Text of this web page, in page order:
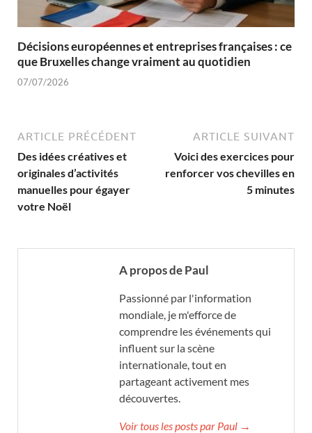
Décisions européennes et entreprises françaises : ce
que Bruxelles change vraiment au quotidien
07/07/2026
ARTICLE PRÉCÉDENT
Des idées créatives et
originales d’activités
manuelles pour égayer
votre Noël
ARTICLE SUIVANT
Voici des exercices pour
renforcer vos chevilles en
5 minutes
A propos de Paul
Passionné par l'information
mondiale, je m'efforce de
comprendre les événements qui
influent sur la scène
internationale, tout en
partageant activement mes
découvertes.
Voir tous les posts par Paul →